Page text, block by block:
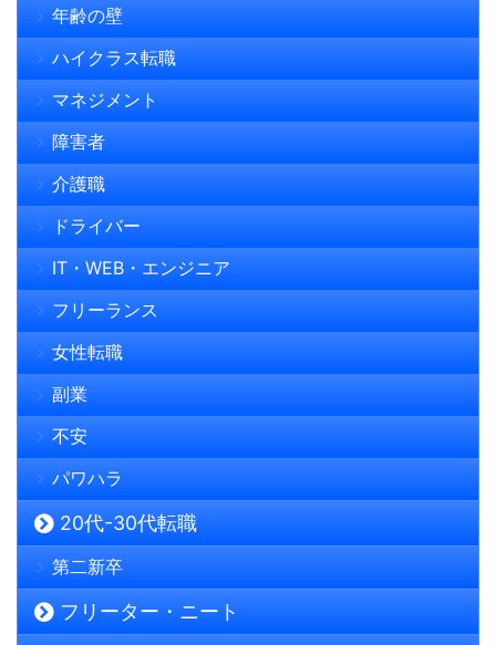
年齢の壁
ハイクラス転職
マネジメント
障害者
介護職
ドライバー
IT・WEB・エンジニア
フリーランス
女性転職
副業
不安
パワハラ
20代-30代転職
第二新卒
フリーター・ニート